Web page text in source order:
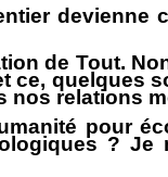
de Tout.
quelques
nos relations
pour
?